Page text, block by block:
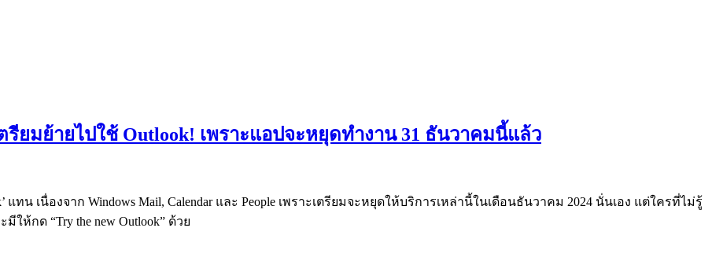
ตรียมย้ายไปใช้ Outlook! เพราะแอปจะหยุดทำงาน 31 ธันวาคมนี้แล้ว
แทน เนื่องจาก Windows Mail, Calendar และ People เพราะเตรียมจะหยุดให้บริการเหล่านี้ในเดือนธันวาคม 2024 นั่นเอง แต่ใครที่ไม่รู้
ให้กด “Try the new Outlook” ด้วย